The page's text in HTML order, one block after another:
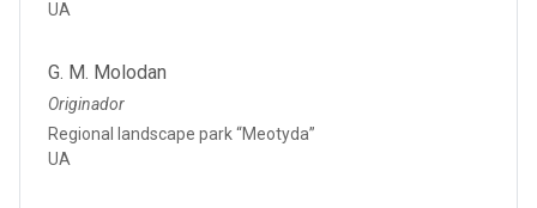
UA
G. M. Molodan
Originador
Regional landscape park “Meotyda”
UA